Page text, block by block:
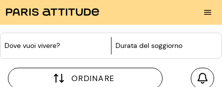
Dove vuoi vivere? Durata del soggiorno
ORDINARE